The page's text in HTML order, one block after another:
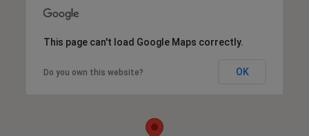
This page can't load Google Maps correctly.
Do you own this website? OK